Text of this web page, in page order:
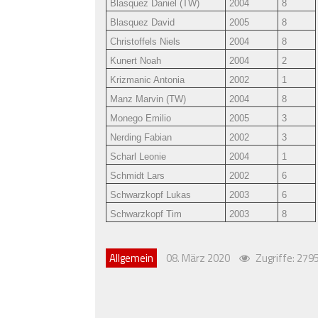
Blasquez Daniel (TW) 2004
8
Blasquez David
2005
8
Christoffels Niels
2004
8
Kunert Noah
2004
2
Krizmanic Antonia
2002
1
Manz Marvin (TW)
2004
8
Monego Emilio
2005
3
Nerding Fabian
2002
3
Scharl Leonie
2004
1
Schmidt Lars
2002
6
Schwarzkopf Lukas
2003
6
Schwarzkopf Tim
2003 8
Allgemein 08. März 2020 Zugriffe: